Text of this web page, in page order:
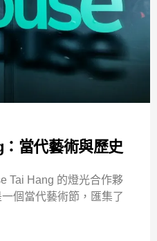
當代藝術與歷史
Tai Hang 的燈光合作夥
個當代藝術節，匯集了